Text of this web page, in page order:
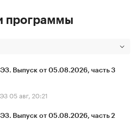
программы
Выпуск от 05.08.2026, часть 3
05 авг, 20:21
Выпуск от 05.08.2026, часть 2